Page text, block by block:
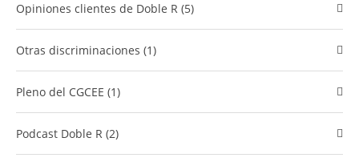
​Opiniones clientes de Doble R (5)
Otras discriminaciones (1)
Pleno del CGCEE (1)
podcast Doble R (2)